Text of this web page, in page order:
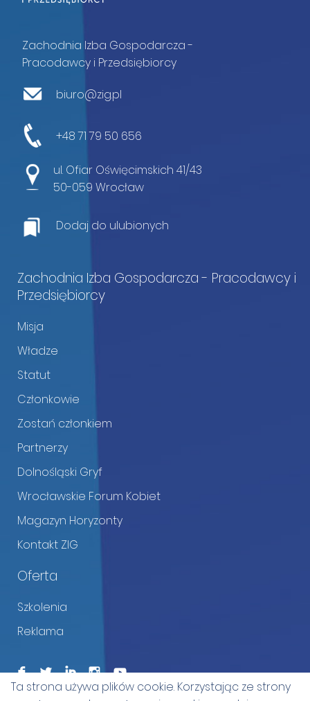
Zachodnia Izba Gospodarcza -
Pracodawcy i Przedsiębiorcy
biuro@zig.pl
+48 71 79 50 656
ul. Ofiar Oświęcimskich 41/43
50-059 Wrocław
Dodaj do ulubionych
Zachodnia Izba Gospodarcza - Pracodawcy i
Przedsiębiorcy
Misja
Władze
Statut
Członkowie
Zostań członkiem
Partnerzy
Dolnośląski Gryf
Wrocławskie Forum Kobiet
Magazyn Horyzonty
Kontakt ZIG
Oferta
Szkolenia
Reklama
F L I I
Ta strona używa plików cookie. Korzystając ze strony